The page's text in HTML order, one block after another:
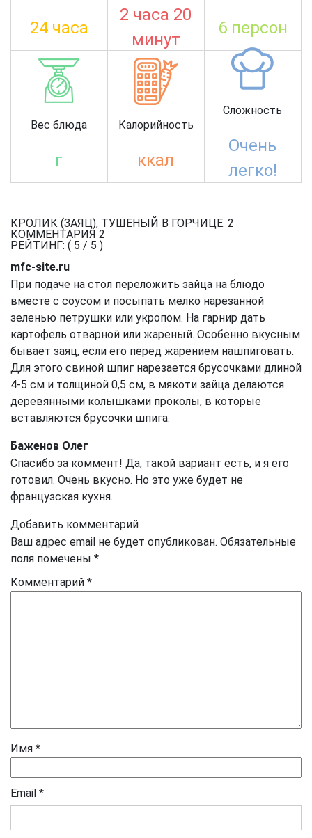
24 часа
2 часа 20
минут
6 персон
Вес блюда
г
Калорийность
ккал
Сложность
Очень
легко!
КРОЛИК (ЗАЯЦ), ТУШЕНЫЙ В ГОРЧИЦЕ: 2
КОММЕНТАРИЯ 2
РЕЙТИНГ: ( 5 / 5 )
mfc-site.ru
При подаче на стол переложить зайца на блюдо
вместе с соусом и посыпать мелко нарезанной
зеленью петрушки или укропом. На гарнир дать
картофель отварной или жареный. Особенно вкусным
бывает заяц, если его перед жарением нашпиговать.
Для этого свиной шпиг нарезается брусочками длиной
4-5 см и толщиной 0,5 см, в мякоти зайца делаются
деревянными колышками проколы, в которые
вставляются брусочки шпига.
Баженов Олег
Спасибо за коммент! Да, такой вариант есть, и я его
готовил. Очень вкусно. Но это уже будет не
французская кухня.
Добавить комментарий
Ваш адрес email не будет опубликован. Обязательные
поля помечены *
Комментарий *
Имя *
Email *